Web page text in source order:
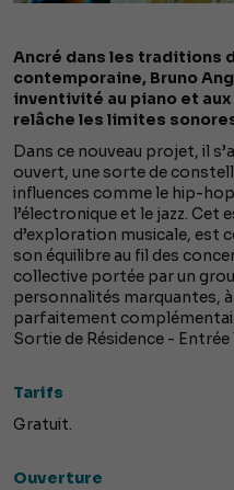
Ancré dans les traditions
contemporaine, Bruno
inventivité au piano et
relâche les limites
Dans ce nouveau projet, il
ouvert, une sorte de
influences comme le hip-
l’électronique et le jazz. Cet
d’exploration musicale, est
son équilibre au fil des
collective portée par un
personnalités marquantes,
parfaitement
Sortie de Résidence -
Tarifs
Gratuit.
Ouverture